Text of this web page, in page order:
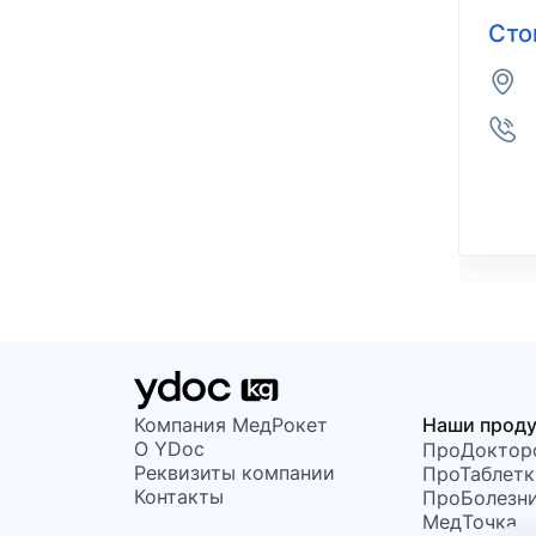
Компания МедРокет
О YDoc
Реквизиты компании
Контакты
Наши
МедТочка